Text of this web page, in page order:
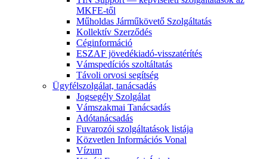
MKFE-től
Műholdas Járműkövető Szolgáltatás
Kollektív Szerződés
Céginformáció
ESZAF jövedékiadó-visszatérítés
Vámspedíciós szoltáltatás
Távoli orvosi segítség
Ügyfélszolgálat, tanácsadás
Jogsegély Szolgálat
Vámszakmai Tanácsadás
Adótanácsadás
Fuvarozói szolgáltatások listája
Közvetlen Információs Vonal
Vízum